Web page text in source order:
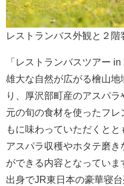
レストランバス外観と２階
「レストランバスツアー
雄大な自然が広がる檜山
り、厚沢部町産のアスパ
元の旬の食材を使ったフ
もに味わっていただくと
アスパラ収穫やホタテ磨
ができる内容となってい
出身でJR東日本の豪華寝